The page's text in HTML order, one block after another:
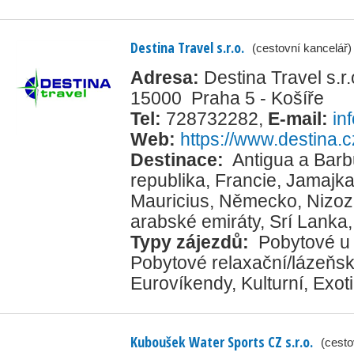
Destina Travel s.r.o. (cestovní kancelář)
Adresa: Destina Travel
15000 Praha 5 - Košíře
Tel: 728732282, E-mail:
Web: https://
Destinace: Antigua a
republika, Francie, Jamajka
Mauricius, Německo,
arabské emiráty, Srí Lanka
Typy zájezdů:
Pobytové
Pobytové relaxační/
Eurovíkendy, Kulturní,
Kuboušek Water Sports CZ s.r.o.